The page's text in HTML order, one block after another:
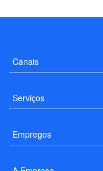
Canais
Serviços
Empregos